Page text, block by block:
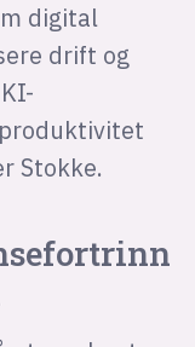
digital
drift og
Stokke.